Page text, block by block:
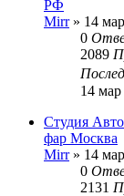
РФ
Mirr» 14
0
2089
14
Студия
фар Москва
Mirr» 14
0
2131